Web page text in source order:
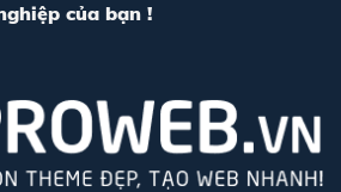
của bạn !